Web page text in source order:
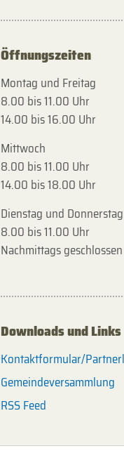
Öffnungszeiten
Montag und Freitag
8.00 bis 11.00 Uhr
14.00 bis 16.00 Uhr
Mittwoch
8.00 bis 11.00 Uhr
14.00 bis 18.00 Uhr
Dienstag und Donnerstag
8.00 bis 11.00 Uhr
Nachmittags geschlossen
Downloads und Links
Kontaktformular/
Gemeindeversammlung
RSS Feed